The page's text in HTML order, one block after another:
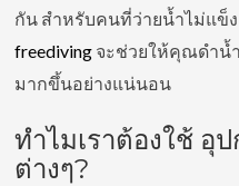
กัน สำหรับคนที่ว่ายน้ำไม่แข็
freediving จะช่วยให้คุณดำน้
มากขึ้นอย่างแน่นอน
ทำไมเราต้องใช้
ต่างๆ?